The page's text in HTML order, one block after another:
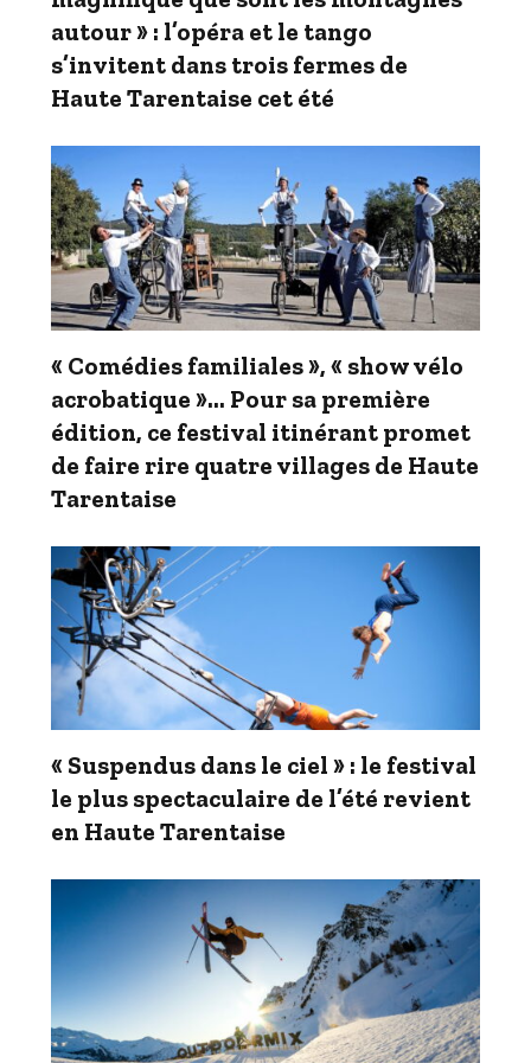
autour » : l’opéra et le tango
s’invitent dans trois fermes de
Haute Tarentaise cet été
« Comédies familiales », « show vélo
acrobatique »… Pour sa première
édition, ce festival itinérant promet
de faire rire quatre villages de Haute
Tarentaise
« Suspendus dans le ciel » : le festival
le plus spectaculaire de l’été revient
en Haute Tarentaise